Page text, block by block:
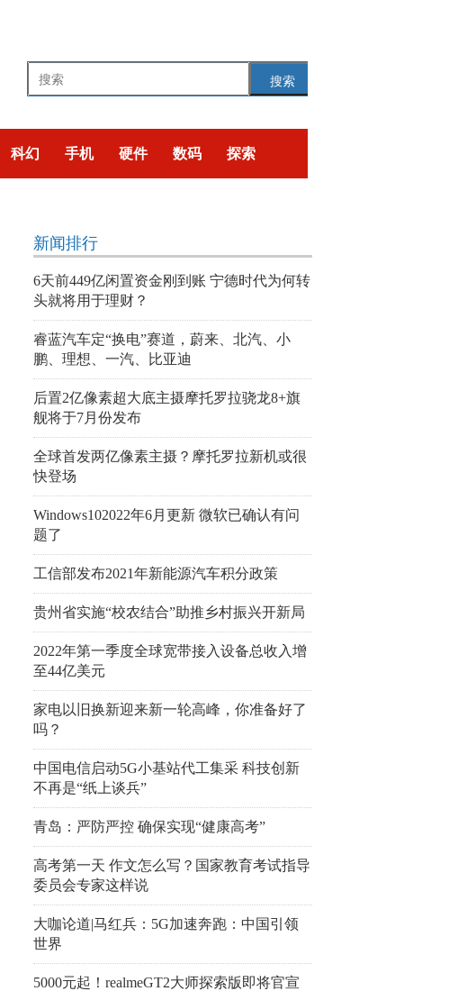
搜索
科幻 手机 硬件 数码 探索
新闻排行
6天前449亿闲置资金刚到账 宁德时代为何转
头就将用于理财？
睿蓝汽车定“换电”赛道，蔚来、北汽、小
鹏、理想、一汽、比亚迪
后置2亿像素超大底主摄摩托罗拉骁龙8+旗
舰将于7月份发布
全球首发两亿像素主摄？摩托罗拉新机或很
快登场
Windows102022年6月更新 微软已确认有问
题了
工信部发布2021年新能源汽车积分政策
贵州省实施“校农结合”助推乡村振兴开新局
2022年第一季度全球宽带接入设备总收入增
至44亿美元
家电以旧换新迎来新一轮高峰，你准备好了
吗？
中国电信启动5G小基站代工集采 科技创新
不再是“纸上谈兵”
青岛：严防严控 确保实现“健康高考”
高考第一天 作文怎么写？国家教育考试指导
委员会专家这样说
大咖论道|马红兵：5G加速奔跑：中国引领
世界
5000元起！realmeGT2大师探索版即将官宣